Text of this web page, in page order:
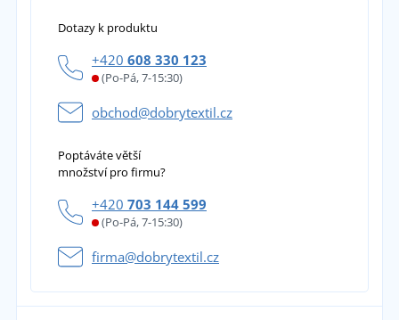
Dotazy k produktu
+420 608 330 123
(Po-Pá, 7-15:30)
obchod@dobrytextil.cz
Poptáváte větší
množství pro firmu?
+420 703 144 599
(Po-Pá, 7-15:30)
firma@dobrytextil.cz